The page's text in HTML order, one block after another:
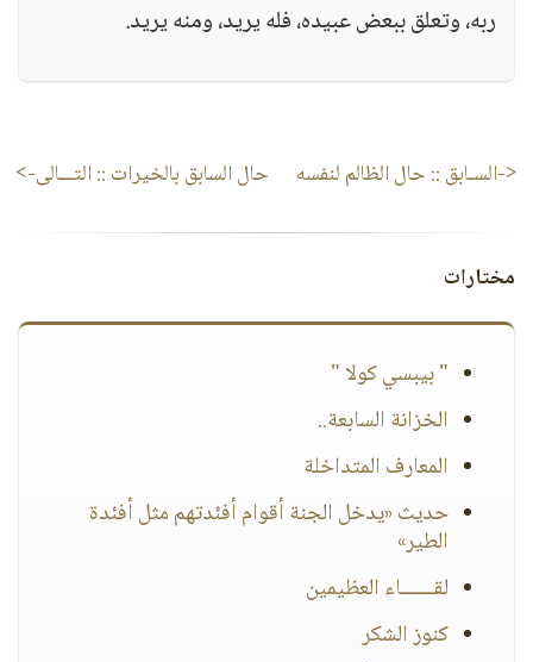
ربه، وتعلق ببعض عبيده، فله يريد، ومنه يريد.
<-السـابق :: حال الظالم لنفسه حال السابق بالخيرات :: التـــالى->
مختارات
" بيبسي كولا "
الخزانة السابعة..
المعارف المتداخلة
حديث «يدخل الجنة أقوام أفئدتهم مثل أفئدة
الطير»
لقـــــــاء العظيمين
كنوز الشكر